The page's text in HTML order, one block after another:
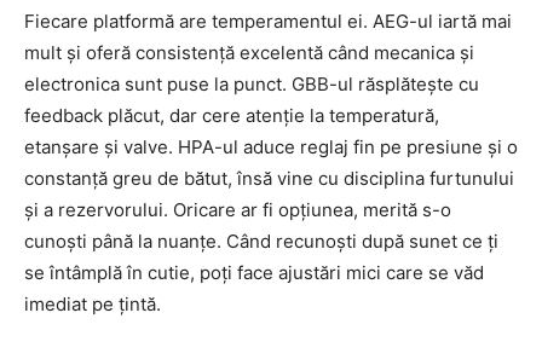
Fiecare platformă are temperamentul ei. AEG-ul iartă mai
mult și oferă consistență excelentă când mecanica și
electronica sunt puse la punct. GBB-ul răsplătește cu
feedback plăcut, dar cere atenție la temperatură,
etanșare și valve. HPA-ul aduce reglaj fin pe presiune și o
constanță greu de bătut, însă vine cu disciplina furtunului
și a rezervorului. Oricare ar fi opțiunea, merită s-o
cunoști până la nuanțe. Când recunoști după sunet ce ți
se întâmplă în cutie, poți face ajustări mici care se văd
imediat pe țintă.